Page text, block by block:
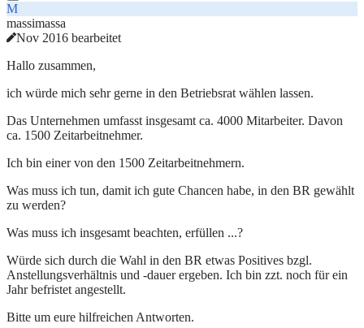
M
massimassa
Nov 2016 bearbeitet
Hallo zusammen,
ich würde mich sehr gerne in den Betriebsrat wählen lassen.
Das Unternehmen umfasst insgesamt ca. 4000 Mitarbeiter. Davon
ca. 1500 Zeitarbeitnehmer.
Ich bin einer von den 1500 Zeitarbeitnehmern.
Was muss ich tun, damit ich gute Chancen habe, in den BR gewählt
zu werden?
Was muss ich insgesamt beachten, erfüllen ...?
Würde sich durch die Wahl in den BR etwas Positives bzgl.
Anstellungsverhältnis und -dauer ergeben. Ich bin zzt. noch für ein
Jahr befristet angestellt.
Bitte um eure hilfreichen Antworten.